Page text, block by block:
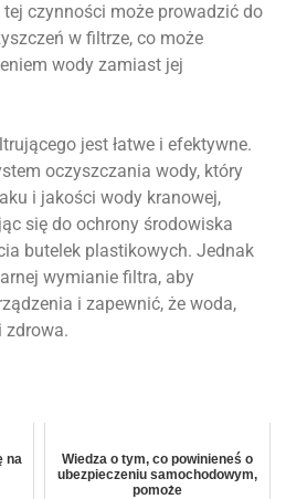
czynności może prowadzić do
w filtrze, co może
wody zamiast jej
jest łatwe i efektywne.
oczyszczania wody, który
i jakości wody kranowej,
się do ochrony środowiska
butelek plastikowych. Jednak
wymianie filtra, aby
i zapewnić, że woda,
zdrowa.
na
Wiedza o tym, co powinieneś o
ubezpieczeniu samochodowym,
pomoże